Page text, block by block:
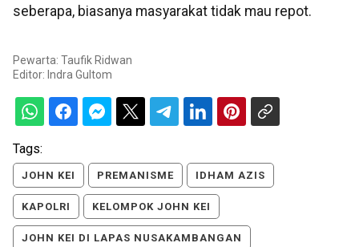
seberapa, biasanya masyarakat tidak mau repot.
Pewarta: Taufik Ridwan
Editor: Indra Gultom
Tags:
JOHN KEI PREMANISME IDHAM AZIS
KAPOLRI KELOMPOK JOHN KEI
JOHN KEI DI LAPAS NUSAKAMBANGAN